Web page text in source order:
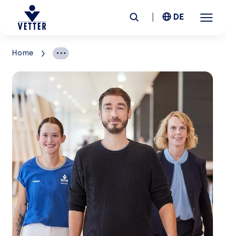
Unternehmen
Verantwortung
Services
Standorte
News & Insights
Karriere
DE
Home